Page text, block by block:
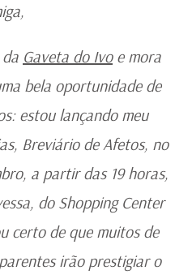
Gaveta do Ivoe mora
bela oportunidade de
estou lançando meu
Breviário de Afetos, no
a partir das 19 horas,
do Shopping Center
certo de que muitos de
irão prestigiar o